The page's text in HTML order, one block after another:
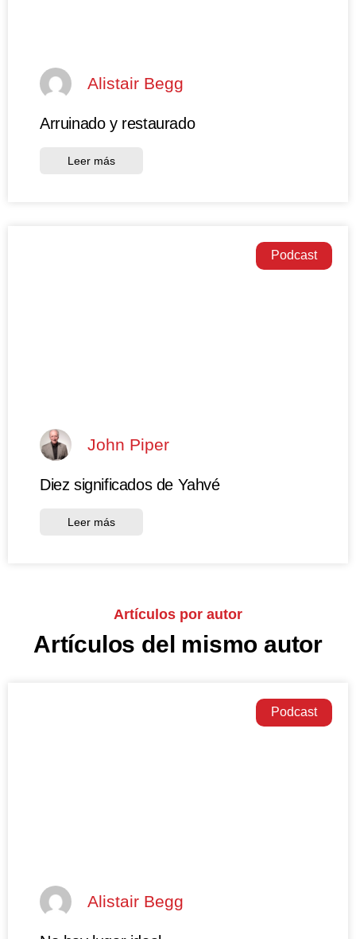
Alistair Begg
Arruinado y restaurado
Leer más
Podcast
John Piper
Diez significados de Yahvé
Leer más
Artículos por autor
Artículos del mismo autor
Podcast
Alistair Begg